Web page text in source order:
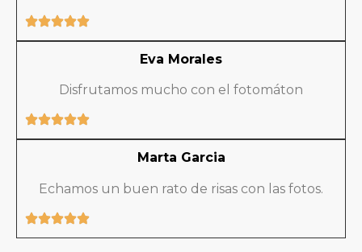
Eva Morales
Disfrutamos mucho con el fotomáton
Marta Garcia
Echamos un buen rato de risas con las fotos.